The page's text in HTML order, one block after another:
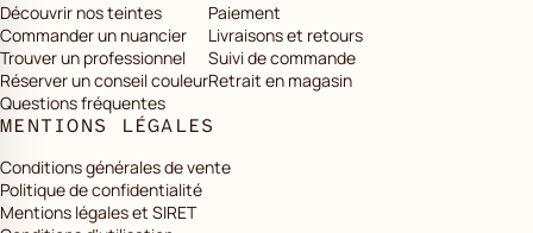
Découvrir nos teintes
Commander un nuancier
Trouver un professionnel
Réserver un conseil couleur
Questions fréquentes
Paiement
Livraisons et retours
Suivi de commande
Retrait en magasin
MENTIONS LÉGALES
Conditions générales de vente
Politique de confidentialité
Mentions légales et SIRET